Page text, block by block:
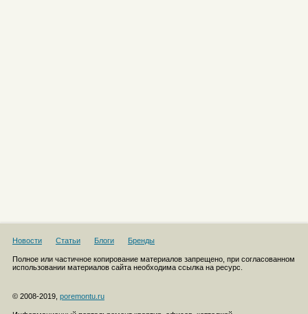
Новости Статьи Блоги Бренды
Полное или частичное копирование материалов запрещено, при согласованном
использовании материалов сайта необходима ссылка на ресурс.
© 2008-2019, poremontu.ru